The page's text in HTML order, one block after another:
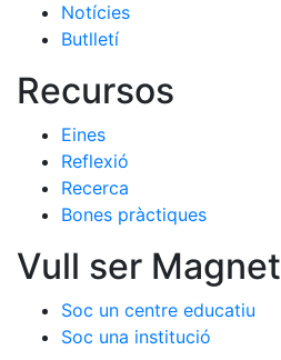
Notícies
Butlletí
Recursos
Eines
Reflexió
Recerca
Bones pràctiques
Vull ser Magnet
Soc un centre educatiu
Soc una institució